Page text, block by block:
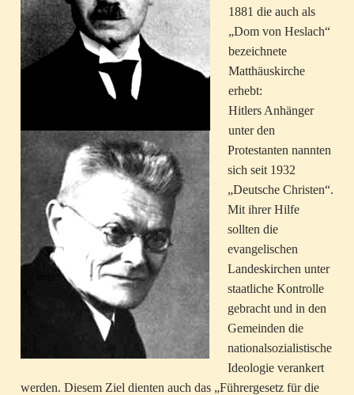
1881 die auch als
„Dom von Heslach“
bezeichnete
Matthäuskirche
erhebt:
Hitlers Anhänger
unter den
Protestanten nannten
sich seit 1932
„Deutsche Christen“.
Mit ihrer Hilfe
sollten die
evangelischen
Landeskirchen unter
staatliche Kontrolle
gebracht und in den
Gemeinden die
nationalsozialistische
Ideologie verankert
werden. Diesem Ziel dienten auch das „Führergesetz für die